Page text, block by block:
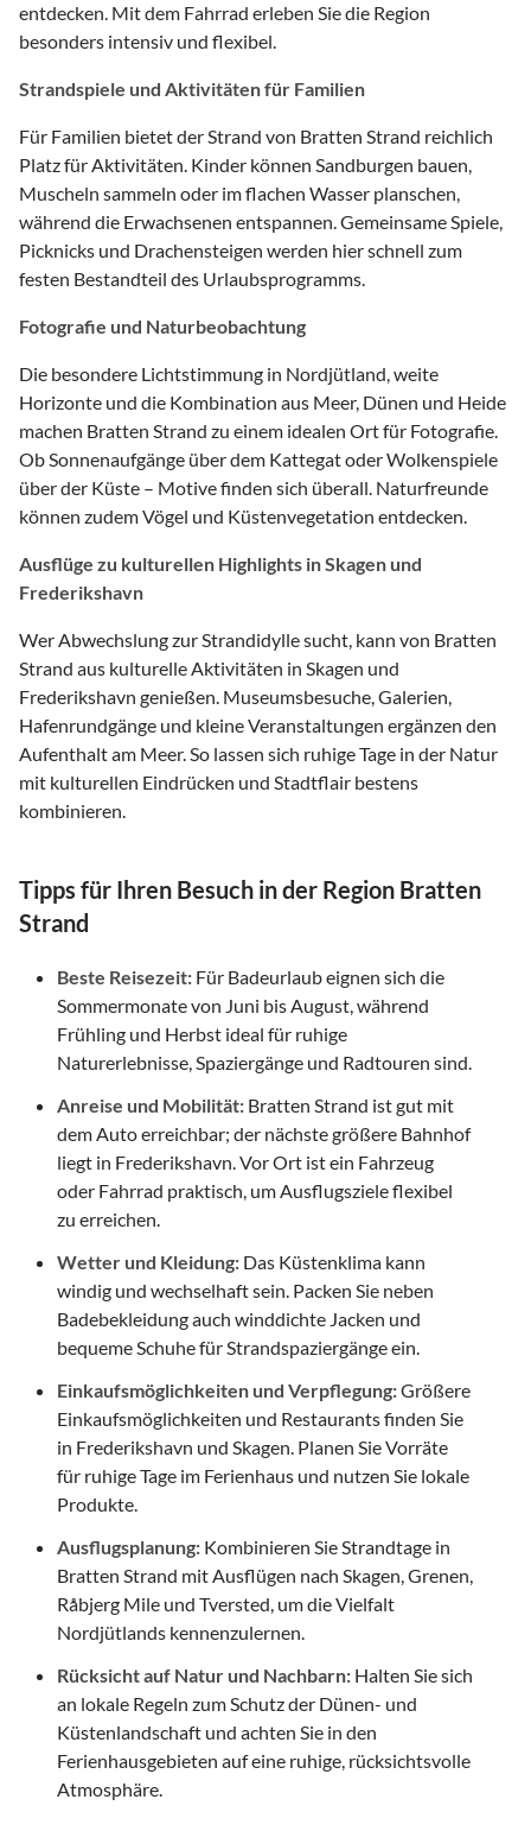
entdecken. Mit dem Fahrrad erleben Sie die Region
besonders intensiv und flexibel.
Strandspiele und Aktivitäten für Familien
Für Familien bietet der Strand von Bratten Strand reichlich
Platz für Aktivitäten. Kinder können Sandburgen bauen,
Muscheln sammeln oder im flachen Wasser planschen,
während die Erwachsenen entspannen. Gemeinsame Spiele,
Picknicks und Drachensteigen werden hier schnell zum
festen Bestandteil des Urlaubsprogramms.
Fotografie und Naturbeobachtung
Die besondere Lichtstimmung in Nordjütland, weite
Horizonte und die Kombination aus Meer, Dünen und Heide
machen Bratten Strand zu einem idealen Ort für Fotografie.
Ob Sonnenaufgänge über dem Kattegat oder Wolkenspiele
über der Küste – Motive finden sich überall. Naturfreunde
können zudem Vögel und Küstenvegetation entdecken.
Ausflüge zu kulturellen Highlights in Skagen und
Frederikshavn
Wer Abwechslung zur Strandidylle sucht, kann von Bratten
Strand aus kulturelle Aktivitäten in Skagen und
Frederikshavn genießen. Museumsbesuche, Galerien,
Hafenrundgänge und kleine Veranstaltungen ergänzen den
Aufenthalt am Meer. So lassen sich ruhige Tage in der Natur
mit kulturellen Eindrücken und Stadtflair bestens
kombinieren.
Tipps für Ihren Besuch in der Region Bratten
Strand
Beste Reisezeit: Für Badeurlaub eignen sich die
Sommermonate von Juni bis August, während
Frühling und Herbst ideal für ruhige
Naturerlebnisse, Spaziergänge und Radtouren sind.
Anreise und Mobilität: Bratten Strand ist gut mit
dem Auto erreichbar; der nächste größere Bahnhof
liegt in Frederikshavn. Vor Ort ist ein Fahrzeug
oder Fahrrad praktisch, um Ausflugsziele flexibel
zu erreichen.
Wetter und Kleidung: Das Küstenklima kann
windig und wechselhaft sein. Packen Sie neben
Badebekleidung auch winddichte Jacken und
bequeme Schuhe für Strandspaziergänge ein.
Einkaufsmöglichkeiten und Verpflegung:Größere
Einkaufsmöglichkeiten und Restaurants finden Sie
in Frederikshavn und Skagen. Planen Sie Vorräte
für ruhige Tage im Ferienhaus und nutzen Sie lokale
Produkte.
Ausflugsplanung: Kombinieren Sie Strandtage in
Bratten Strand mit Ausflügen nach Skagen, Grenen,
Råbjerg Mile und Tversted, um die Vielfalt
Nordjütlands kennenzulernen.
Rücksicht auf Natur und Nachbarn: Halten Sie sich
an lokale Regeln zum Schutz der Dünen- und
Küstenlandschaft und achten Sie in den
Ferienhausgebieten auf eine ruhige, rücksichtsvolle
Atmosphäre.